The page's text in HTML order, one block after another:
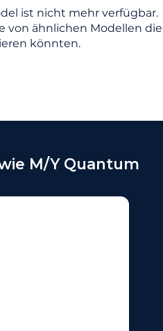
ist nicht mehr verfügbar.
von ähnlichen Modellen die
könnten.
M/Y Quantum